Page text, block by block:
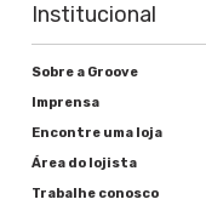
Institucional
Sobre a Groove
Imprensa
Encontre uma loja
Área do lojista
Trabalhe conosco